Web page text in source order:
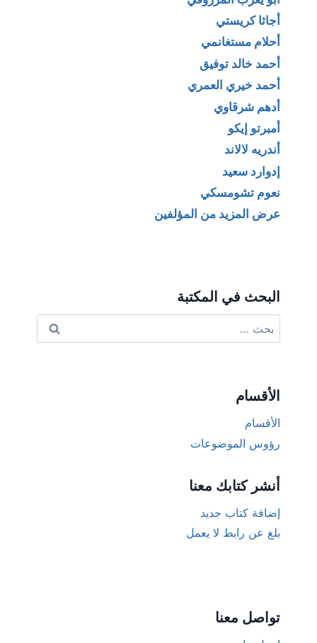
أجاثا كريستي
أحلام مستغانمي
أحمد خالد توفيق
أحمد خيري العمري
أدهم شرقاوي
أمبرتو إيكو
أندريه لالاند
إدوارد سعيد
نعوم تشومسكي
عرض المزيد من المؤلفين
البحث في المكتبة
عن:
الأقسام
الأقسام
رؤوس الموضوعات
أنشر كتابك معنا
إضافة كتاب جديد
بلغ عن رابط لا يعمل
تواصل معنا